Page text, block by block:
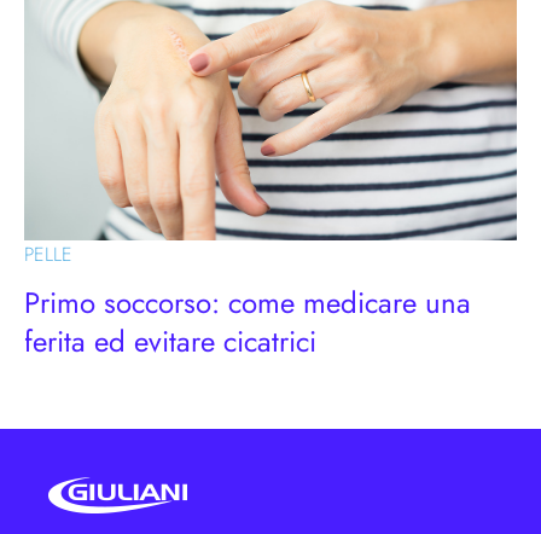
PELLE
Primo soccorso: come medicare una
ferita ed evitare cicatrici